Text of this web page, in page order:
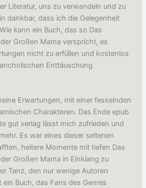
Literatur, uns zu verwandeln und zu
dankbar, dass ich die Gelegenheit
kann ein Buch, das so Das
Großen Mama verspricht, es
nicht zu erfüllen und kostenlos
Enttäuschung
Erwartungen, mit einer fesselnden
Charakteren. Das Ende epub
gut verlag lässt mich zufrieden und
Es war eines dieser seltenen
heitere Momente mit tiefen Das
Großen Mama in Einklang zu
Tanz, den nur wenige Autoren
ein Buch, das Fans des Genres